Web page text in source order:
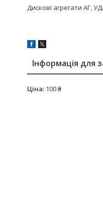
Дискові агрегати АГ,
Інформація для
Ціна: 100 ₴